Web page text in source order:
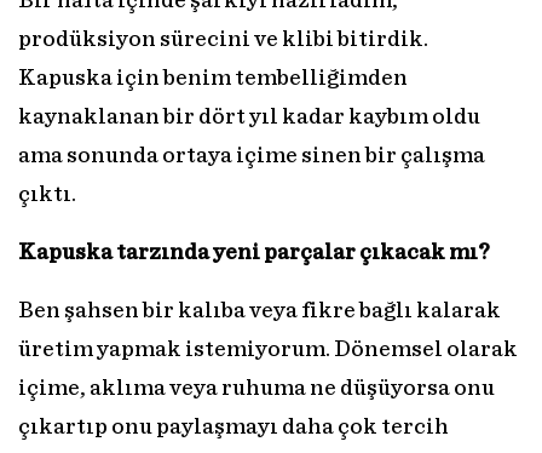
prodüksiyon sürecini ve klibi bitirdik.
Kapuska için benim tembelliğimden
kaynaklanan bir dört yıl kadar kaybım oldu
ama sonunda ortaya içime sinen bir çalışma
çıktı.
Kapuska tarzında yeni parçalar çıkacak mı?
Ben şahsen bir kalıba veya fikre bağlı kalarak
üretim yapmak istemiyorum. Dönemsel olarak
içime, aklıma veya ruhuma ne düşüyorsa onu
çıkartıp onu paylaşmayı daha çok tercih